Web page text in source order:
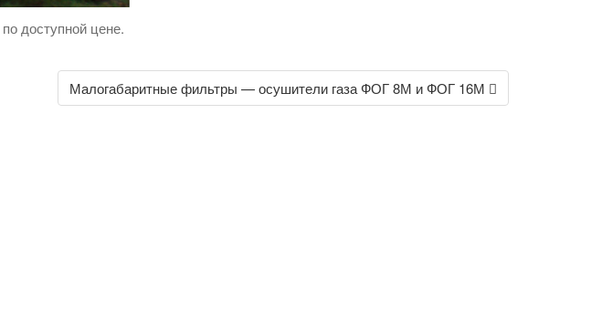
по доступной цене.
Малогабаритные фильтры — осушители газа ФОГ 8М и ФОГ 16М